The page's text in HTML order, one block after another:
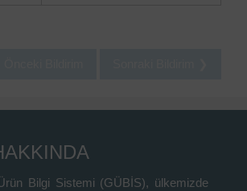
Bilgi Sistemi (GÜBİS), ülkemizde